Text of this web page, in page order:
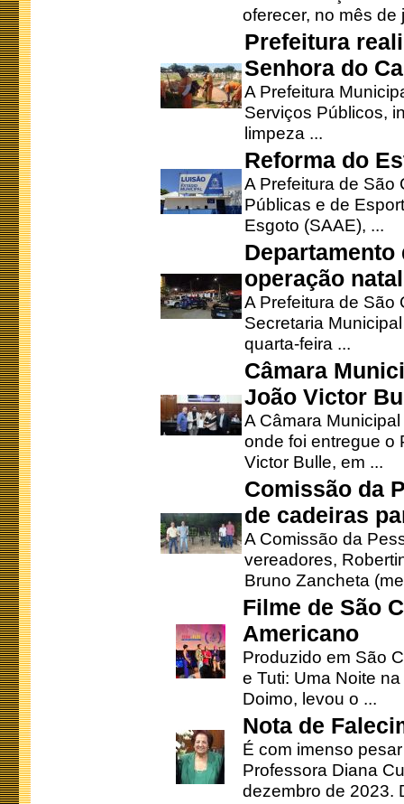
oferecer, no mês de
Prefeitura
Senhora do
A Prefeitura
Serviços Públicos,
limpeza ...
Reforma do
A Prefeitura de São
Públicas e de
Esgoto (SAAE), ...
operação
A Prefeitura de São
Secretaria
quarta-feira ...
Câmara
João Victor
A Câmara
onde foi entregue o
Victor Bulle, em ...
Comissão da
de cadeiras
A Comissão da
vereadores,
Bruno Zancheta
Filme de São
Americano
Produzido em São
e Tuti: Uma Noite
Doimo, levou o ...
Nota de
É com imenso
Professora Diana
dezembro de 2023.